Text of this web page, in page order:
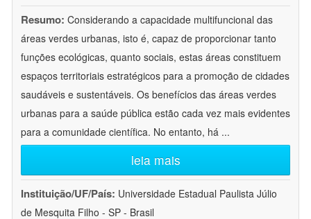
Resumo: Considerando a capacidade multifuncional das
áreas verdes urbanas, isto é, capaz de proporcionar tanto
funções ecológicas, quanto sociais, estas áreas constituem
espaços territoriais estratégicos para a promoção de cidades
saudáveis e sustentáveis. Os benefícios das áreas verdes
urbanas para a saúde pública estão cada vez mais evidentes
para a comunidade científica. No entanto, há ...
leia mais
Instituição/UF/País: Universidade Estadual Paulista Júlio
de Mesquita Filho - SP - Brasil